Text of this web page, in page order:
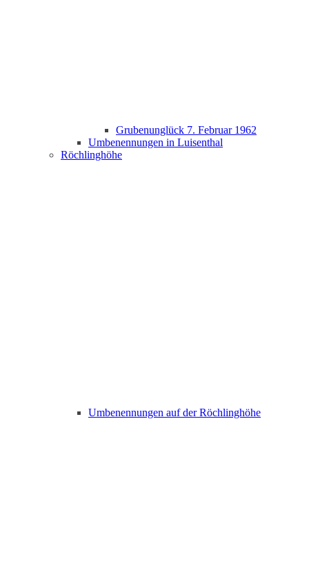
Grubenunglück 7. Februar 1962
Umbenennungen in Luisenthal
Röchlinghöhe
Umbenennungen auf der Röchlinghöhe